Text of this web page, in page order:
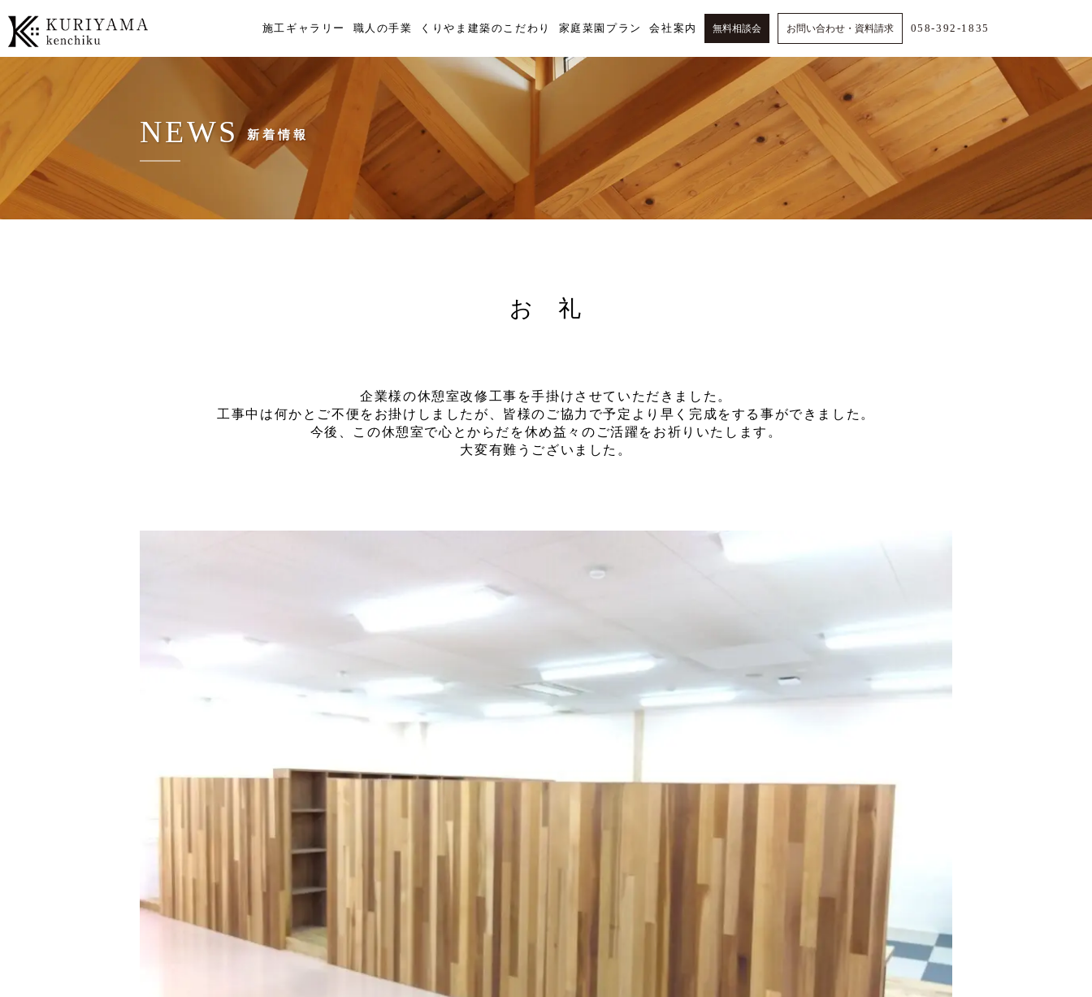
施工ギャラリー 職人の手業 くりやま建築のこだわり 家庭菜園プラン 会社案内 無料相談会 お問い合わせ・資料請求 058-392-1835
NEWS 新着情報
お 礼
企業様の休憩室改修工事を手掛けさせていただきました。
工事中は何かとご不便をお掛けしましたが、皆様のご協力で予定より早く完成をする事ができました。
今後、この休憩室で心とからだを休め益々のご活躍をお祈りいたします。
大変有難うございました。